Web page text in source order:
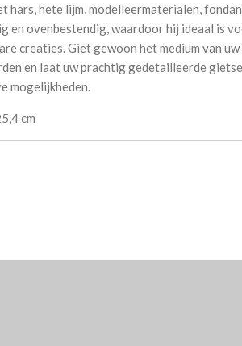
hars, hete lijm, modelleermaterialen,
en ovenbestendig, waardoor hij ideaal is
creaties. Giet gewoon het medium van uw
en laat uw prachtig gedetailleerde
mogelijkheden.
cm